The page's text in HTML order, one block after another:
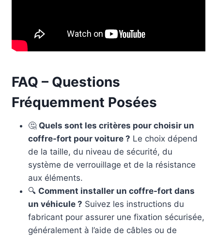
FAQ – Questions
Fréquemment Posées
🤔 Quels sont les critères pour choisir un
coffre-fort pour voiture ? Le choix dépend
de la taille, du niveau de sécurité, du
système de verrouillage et de la résistance
aux éléments.
🔍 Comment installer un coffre-fort dans
un véhicule ? Suivez les instructions du
fabricant pour assurer une fixation sécurisée,
généralement à l’aide de câbles ou de